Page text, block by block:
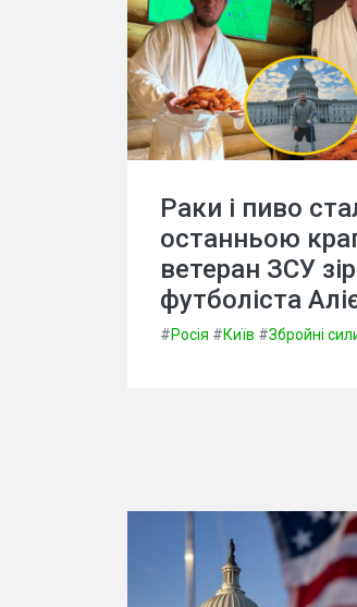
Раки і пиво
останньою
ветеран ЗСУ
футболіста
#Росія #Київ #Збройні